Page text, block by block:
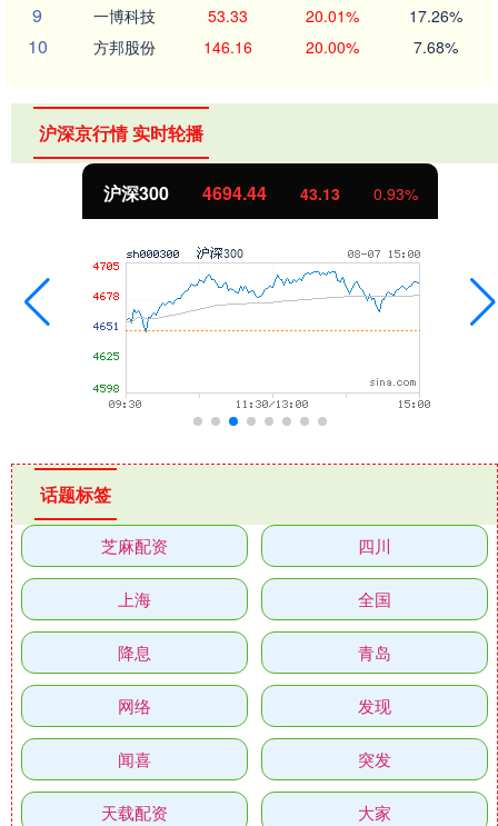
9 一博科技 53.33 20.01% 17.26%
10 方邦股份 146.16 20.00% 7.68%
沪深京行情 实时轮播
沪深300 4694.44 43.13 0.93%
话题标签
芝麻配资 四川
上海 全国
降息 青岛
网络 发现
闻喜 突发
天载配资 大家